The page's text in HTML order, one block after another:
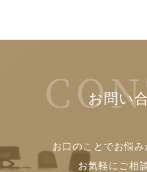
お問い
お口のことでお悩
お気軽にご相